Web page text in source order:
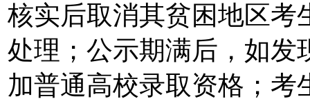
核实后取消其贫困地区考
处理；公示期满后，如发
加普通高校录取资格；考